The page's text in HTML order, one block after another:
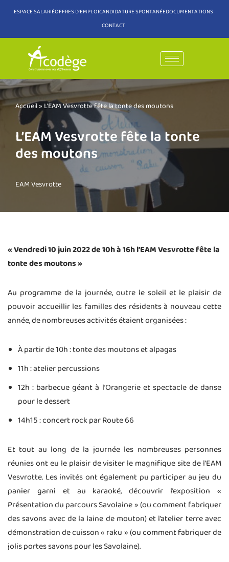
au
contenu
ESPACE SALARIÉOFFRES D'EMPLOICANDIDATURE SPONTANÉEDOCUMENTATIONS
CONTACT
Accueil» L’EAM Vesvrotte fête la tonte des moutons
L’EAM Vesvrotte fête la tonte
des moutons
EAM Vesvrotte
« Vendredi 10 juin 2022 de 10h à 16h l’EAM Vesvrotte fête la
tonte des moutons »
Au programme de la journée, outre le soleil et le plaisir de
pouvoir accueillir les familles des résidents à nouveau cette
année, de nombreuses activités étaient organisées :
À partir de 10h : tonte des moutons et alpagas
11h : atelier percussions
12h : barbecue géant à l’Orangerie et spectacle de danse
pour le dessert
14h15 : concert rock par Route 66
Et tout au long de la journée les nombreuses personnes
réunies ont eu le plaisir de visiter le magnifique site de l’EAM
Vesvrotte. Les invités ont également pu participer au jeu du
panier garni et au karaoké, découvrir l’exposition «
Présentation du parcours Savolaine » (ou comment fabriquer
des savons avec de la laine de mouton) et l’atelier terre avec
démonstration de cuisson « raku » (ou comment fabriquer de
jolis portes savons pour les Savolaine).